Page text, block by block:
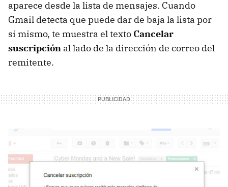
aparece desde la lista de mensajes. Cuando
Gmail detecta que puede dar de baja la lista por
si mismo, te muestra el texto Cancelar
suscripción al lado de la dirección de correo del
remitente.